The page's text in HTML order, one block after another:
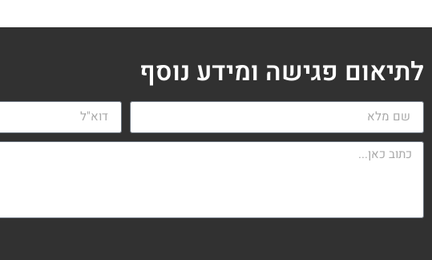
לתיאום פגישה ומידע נוסף